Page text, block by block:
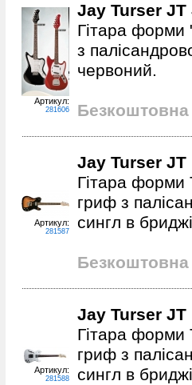
Артикул:
281606
Jay Turser JT
Гітара форми
з
червоний.
Безкоштовна
Артикул:
281587
Jay Turser JT
Гітара форми
гриф з
сингл в
Безкоштовна
Артикул:
281588
Jay Turser JT
Гітара форми
гриф з
сингл в